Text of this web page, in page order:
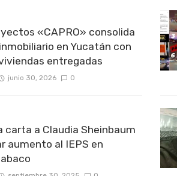
«CAPRO» consolida
en Yucatán con
entregadas
junio 30, 2026 0
carta a Claudia Sheinbaum
aumento al IEPS en